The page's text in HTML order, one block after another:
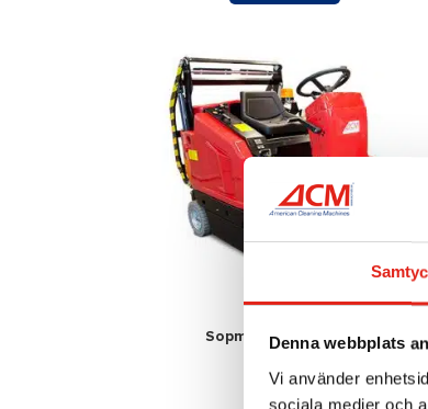
Denna webbplats
Vi använder
sociala medier och
flera
varianter.
olika
alternativen
Sopmaskin ACM 1300